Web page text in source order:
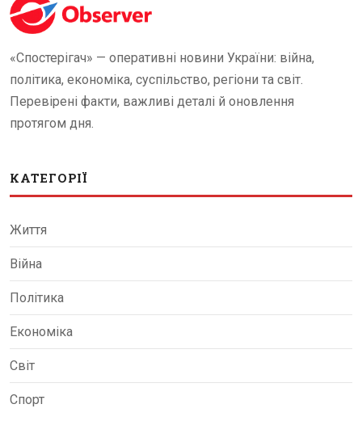
«Спостерігач» — оперативні новини України: війна,
політика, економіка, суспільство, регіони та світ.
Перевірені факти, важливі деталі й оновлення
протягом дня.
КАТЕГОРІЇ
Життя
Війна
Політика
Економіка
Світ
Спорт